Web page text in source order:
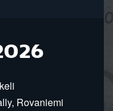
Rovaniemi